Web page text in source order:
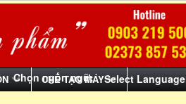
CHẾ TẠO MÁY
Chọn ngôn ngữ: Select Language